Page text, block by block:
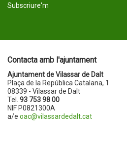
Subscriure'm
Contacta amb l'ajuntament
Ajuntament de Vilassar de Dalt
Plaça de la República Catalana, 1
08339 - Vilassar de Dalt
Tel. 93 753 98 00
NIF P0821300A
a/e oac@vilassardedalt.cat